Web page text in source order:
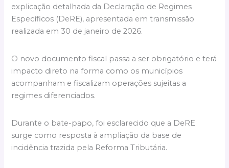
explicação detalhada da Declaração de Regimes
Específicos (DeRE), apresentada em transmissão
realizada em 30 de janeiro de 2026.
O novo documento fiscal passa a ser obrigatório e terá
impacto direto na forma como os municípios
acompanham e fiscalizam operações sujeitas a
regimes diferenciados.
Durante o bate-papo, foi esclarecido que a DeRE
surge como resposta à ampliação da base de
incidência trazida pela Reforma Tributária.